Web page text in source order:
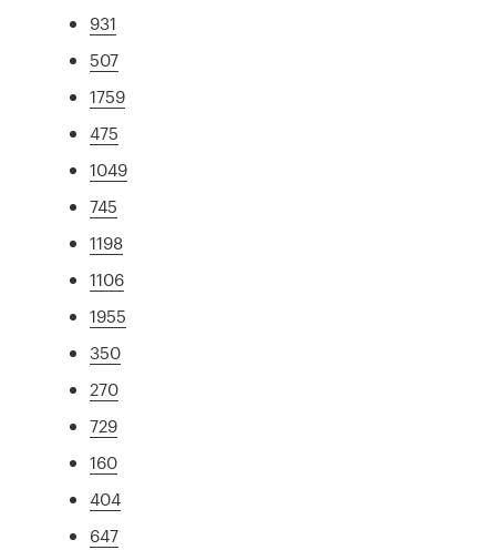
931
507
1759
475
1049
745
1198
1106
1955
350
270
729
160
404
647